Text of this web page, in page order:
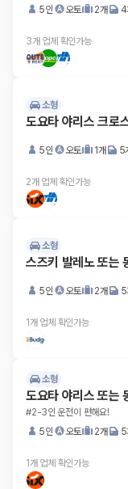
5인 오토 2개 4
3개 업체 확인가능
소형
도요타 야리스 크로
5인 오토 1개 5
2개 업체 확인가능
소형
스즈키 발레노 또는
5인 오토 2개 5
1개 업체 확인가능
소형
도요타 야리스 또는
#2-3인 운전이 편해요!
5인
오토 2개 5
1개 업체 확인가능